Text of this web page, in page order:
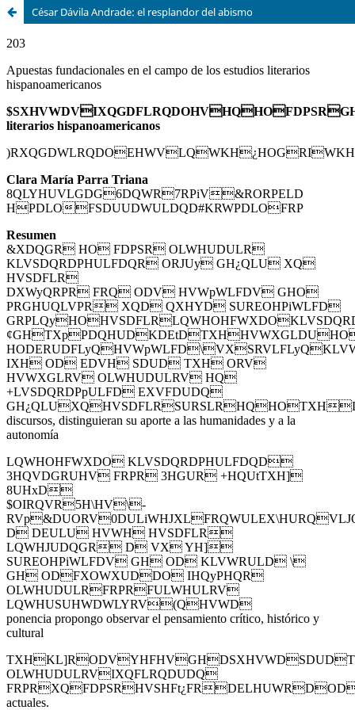
César Dávila Andrade: el resplandor del abismo